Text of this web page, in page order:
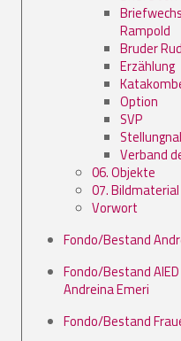
Rampold
Bruder
Erzählung
Option
SVP
Verband
06. Objekte
07. Bildmaterial
Vorwort
Fondo/Bestand
Fondo/Bestand
Andreina Emeri
Fondo/Bestand